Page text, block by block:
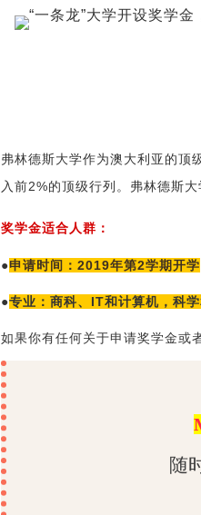
弗林德斯大学作为澳大利亚的顶
入前2%的顶级行列。弗林德斯
奖学金适合人群：
●申请时间：2019年第2学期开学
●专业：商科、IT和计算机，科
如果你有任何关于申请奖学金或
随